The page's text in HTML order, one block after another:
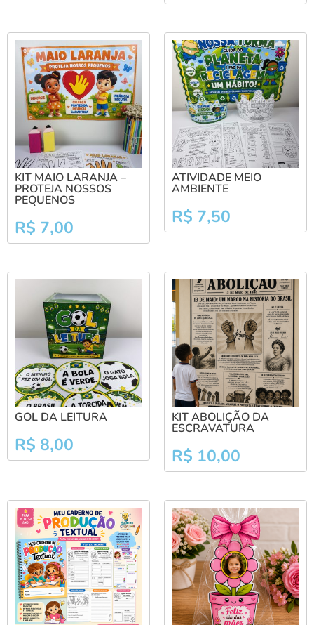
KIT MAIO LARANJA –
PROTEJA NOSSOS
PEQUENOS
R$ 7,00
ATIVIDADE MEIO
AMBIENTE
R$ 7,50
GOL DA LEITURA
R$ 8,00
KIT ABOLIÇÃO DA
ESCRAVATURA
R$ 10,00